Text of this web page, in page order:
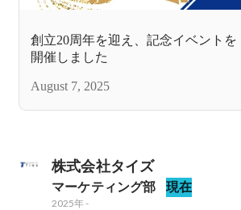
創立20周年を迎え、記念イベントを
開催しました
August 7, 2025
株式会社タイズ
マーケティング部 現在
2025年-